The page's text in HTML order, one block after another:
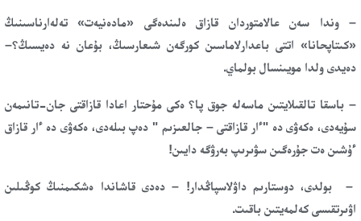
– وندا سەن عالامتوردان قازاق ەلىندەگى «مادەنيەت» تەلەارناسىنىڭ
«كىتاپحانا» اتتى باعدارلاماسىن كورگەن شىعارسىڭ، بۇعان نە دەيسىڭ؟–
دەيدى ولدا مويىنسال بولماي.
– باسقا تالقىلايتىن ماسەلە جوق پا؟ ەكى مۇحتار اعادا قازاقتى جان-تانىمەن
سۇيەدى، ەكەۋى دە "ءار قازاقتى – جالعىزىم " دەپ بىلەدى، ەكەۋى دە ءار قازاق
ءۇشىن ەت جۇرەگىن سۋىرىپ بەرۋگە دايىن!
– بولدى، دوستارىم داۋلاسپاڭدار! – دەدى قاشاندا ەشكىمنىڭ كوڭىلىن
اۋىرتقىسى كەلمەيتىن باقىت.